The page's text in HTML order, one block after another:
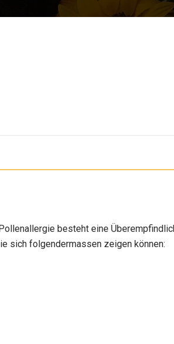
besteht eine
sich folgendermassen zeigen können: